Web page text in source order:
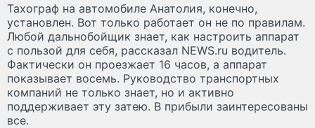
Тахограф на автомобиле Анатолия, конечно,
установлен. Вот только работает он не по правилам.
Любой дальнобойщик знает, как настроить аппарат
с пользой для себя, рассказал NEWS.ru водитель.
Фактически он проезжает 16 часов, а аппарат
показывает восемь. Руководство транспортных
компаний не только знает, но и активно
поддерживает эту затею. В прибыли заинтересованы
все.